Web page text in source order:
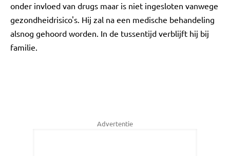
onder invloed van drugs maar is niet ingesloten vanwege
gezondheidrisico's. Hij zal na een medische behandeling
alsnog gehoord worden. In de tussentijd verblijft hij bij
familie.
Advertentie